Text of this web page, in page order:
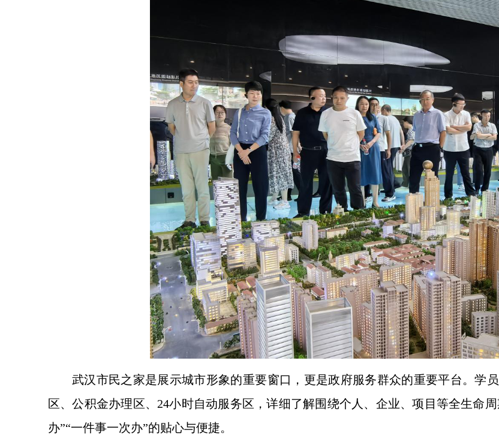
武汉市民之家是展示城市形象的重要窗口，更是政府服务群众的重要平台。学
区、公积金办理区、24小时自动服务区，详细了解围绕个人、企业、项目等全生命
办”“一件事一次办”的贴心与便捷。